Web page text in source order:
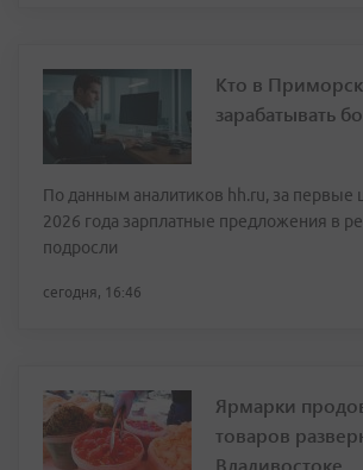
Кто в
зарабатывать
По данным аналитиков hh.ru, за первые
2026 года зарплатные предложения в
подросли
сегодня, 16:46
Ярмарки
товаров
Владивостоке